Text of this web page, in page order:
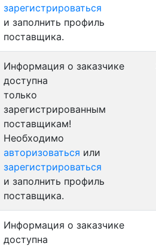
зарегистрироваться
и заполнить профиль
поставщика.
Информация о заказчике
доступна
только
зарегистрированным
поставщикам!
Необходимо
авторизоваться или
зарегистрироваться
и заполнить профиль
поставщика.
Информация о заказчике
доступна